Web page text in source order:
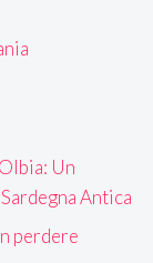
Un
Antica
perdere